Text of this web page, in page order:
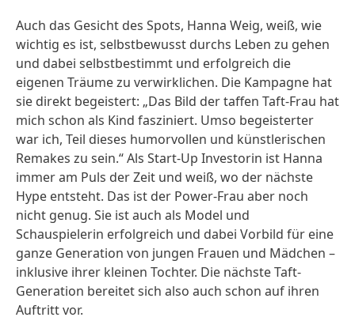
Auch das Gesicht des Spots, Hanna Weig, weiß, wie
wichtig es ist, selbstbewusst durchs Leben zu gehen
und dabei selbstbestimmt und erfolgreich die
eigenen Träume zu verwirklichen. Die Kampagne hat
sie direkt begeistert: „Das Bild der taffen Taft-Frau hat
mich schon als Kind fasziniert. Umso begeisterter
war ich, Teil dieses humorvollen und künstlerischen
Remakes zu sein.“ Als Start-Up Investorin ist Hanna
immer am Puls der Zeit und weiß, wo der nächste
Hype entsteht. Das ist der Power-Frau aber noch
nicht genug. Sie ist auch als Model und
Schauspielerin erfolgreich und dabei Vorbild für eine
ganze Generation von jungen Frauen und Mädchen –
inklusive ihrer kleinen Tochter. Die nächste Taft-
Generation bereitet sich also auch schon auf ihren
Auftritt vor.